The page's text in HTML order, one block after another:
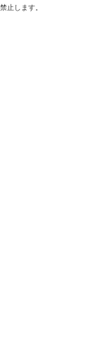
止します。